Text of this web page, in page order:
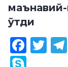
ўтди